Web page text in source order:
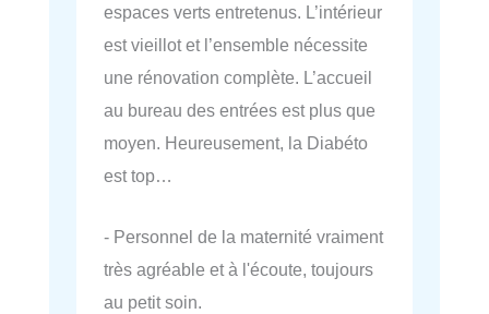
espaces verts entretenus. L’intérieur
est vieillot et l’ensemble nécessite
une rénovation complète. L’accueil
au bureau des entrées est plus que
moyen. Heureusement, la Diabéto
est top…
- Personnel de la maternité vraiment
très agréable et à l'écoute, toujours
au petit soin.